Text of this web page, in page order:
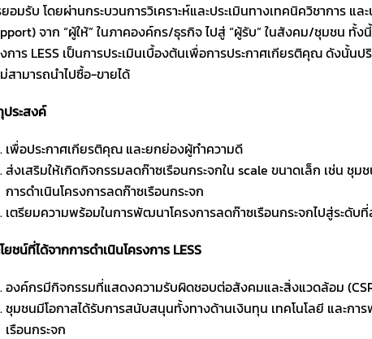
อมรับ โดยผ่านกระบวนการวิเคราะห์และประเมินทางเทคนิควิชาการ
จาก “ผู้ให้” ในภาคองค์กร/ธุรกิจ ไปสู่ “ผู้รับ” ในสังคม/ชุมชน ทั้ง
การ LESS เป็นการประเมินเบื้องต้นเพื่อการประกาศเกียรติคุณ ดังนั้น
สามารถนำไปซื้อ-ขายได้
ระสงค์
เพื่อประกาศเกียรติคุณ และยกย่องผู้ทำความดี
ส่งเสริมให้เกิดกิจกรรมลดก๊าซเรือนกระจกใน scale ขนาดเล็ก เช่น ชุม
การดำเนินโครงการลดก๊าซเรือนกระจก
เตรียมความพร้อมในการพัฒนาโครงการลดก๊าซเรือนกระจกไปสู่ระดับ
ยชน์ที่ได้จากการดำเนินโครงการ LESS
องค์กรมีกิจกรรมที่แสดงความรับผิดชอบต่อสังคมและสิ่งแวดล้อม
ชุมชนมีโอกาสได้รับการสนับสนุนทั้งทางด้านเงินทุน เทคโนโลยี และก
เรือนกระจก